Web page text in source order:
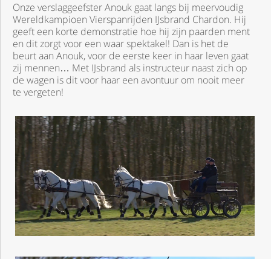
Onze verslaggeefster Anouk gaat langs bij meervoudig
Wereldkampioen Vierspanrijden IJsbrand Chardon. Hij
geeft een korte demonstratie hoe hij zijn paarden ment
en dit zorgt voor een waar spektakel! Dan is het de
beurt aan Anouk, voor de eerste keer in haar leven gaat
zij mennen… Met IJsbrand als instructeur naast zich op
de wagen is dit voor haar een avontuur om nooit meer
te vergeten!